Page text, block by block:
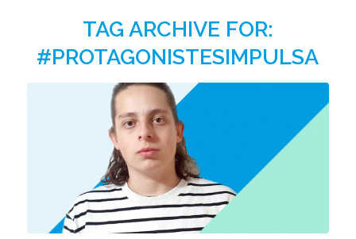
TAG ARCHIVE FOR:
#PROTAGONISTESIMPULSA